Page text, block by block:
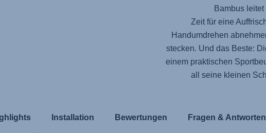
Bambus
Zeit für eine
Handumdrehen
stecken. Und das Beste:
einem praktischen
all seine kleinen
Installation Bewertungen Fragen & Antworten